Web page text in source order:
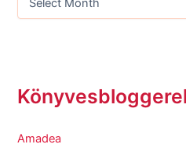
Amadea